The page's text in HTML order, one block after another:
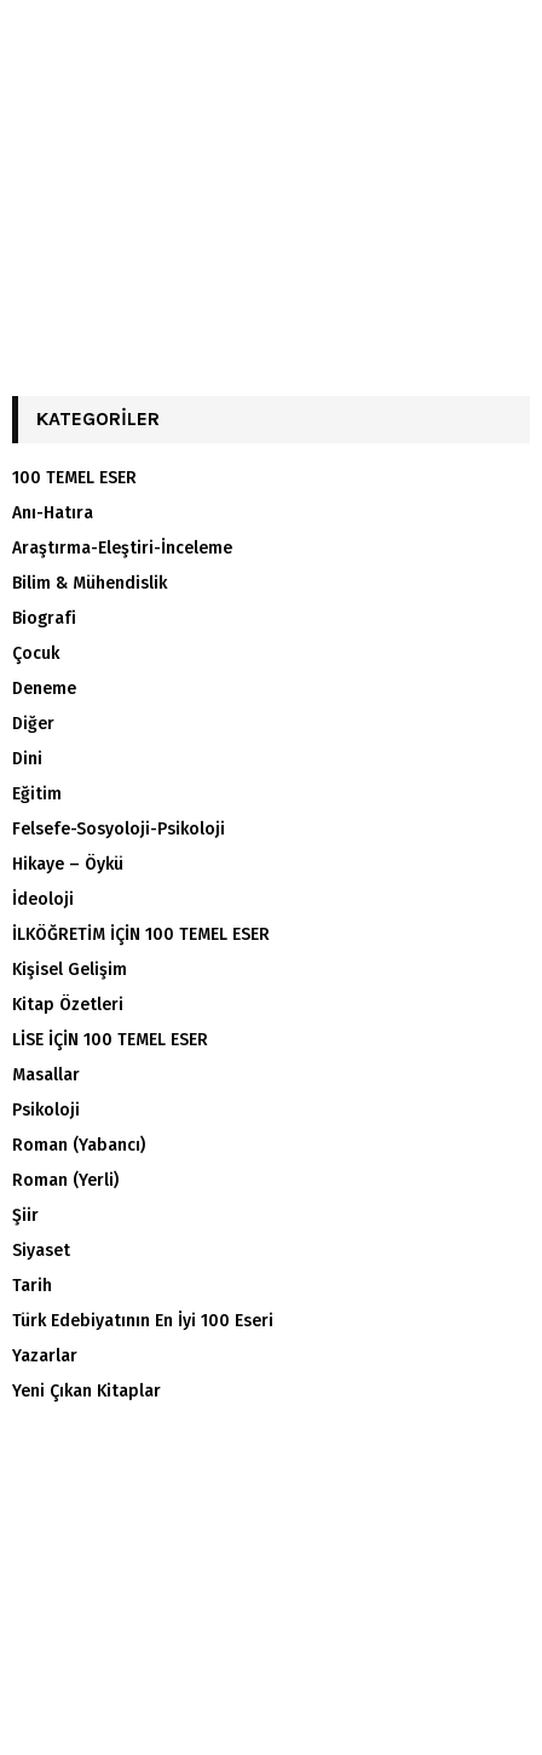
KATEGORILER
100 TEMEL ESER
Anı-Hatıra
Araştırma-Eleştiri-İnceleme
Bilim & Mühendislik
Biografi
Çocuk
Deneme
Diğer
Dini
Eğitim
Felsefe-Sosyoloji-Psikoloji
Hikaye – Öykü
İdeoloji
İLKÖĞRETİM İÇİN 100 TEMEL ESER
Kişisel Gelişim
Kitap Özetleri
LİSE İÇİN 100 TEMEL ESER
Masallar
Psikoloji
Roman (Yabancı)
Roman (Yerli)
Şiir
Siyaset
Tarih
Türk Edebiyatının En İyi 100 Eseri
Yazarlar
Yeni Çıkan Kitaplar